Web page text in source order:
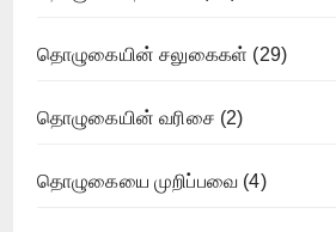
தொழுகையின் சலுகைகள் (29)
தொழுகையின் வரிசை (2)
தொழுகையை முறிப்பவை (4)